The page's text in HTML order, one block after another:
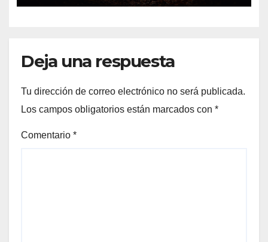
Match Play
Deja una respuesta
Tu dirección de correo electrónico no será publicada.
Los campos obligatorios están marcados con *
Comentario *